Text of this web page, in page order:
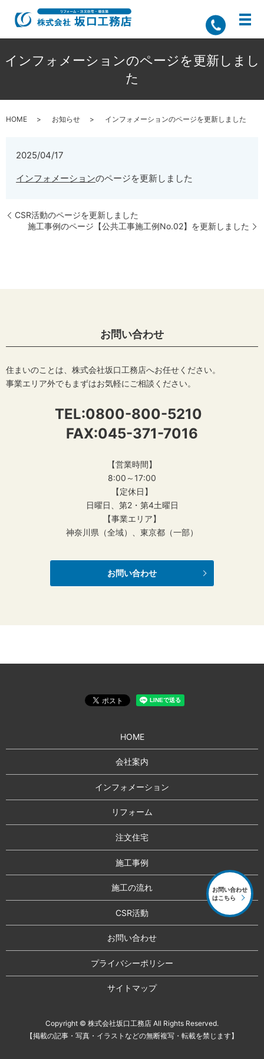
インフォメーションのページを更新しまし
た
HOME お知らせ インフォメーションのページを更新しました
2025/04/17
インフォメーションのページを更新しました
CSR活動のページを更新しました
施工事例のページ【公共工事施工例No.02】を更新しました
お問い合わせ
住まいのことは、株式会社坂口工務店へお任せください。
事業エリア外でもまずはお気軽にご相談ください。
TEL:0800-800-5210
FAX:045-371-7016
【営業時間】
8:00～17:00
【定休日】
日曜日、第2・第4土曜日
【事業エリア】
神奈川県（全域）、東京都（一部）
お問い合わせ
HOME
会社案内
インフォメーション
リフォーム
注文住宅
施工事例
施工の流れ
CSR活動
お問い合わせ
プライバシーポリシー
サイトマップ
Copyright © 株式会社坂口工務店 All Rights Reserved.
【掲載の記事・写真・イラストなどの無断複写・転載を禁じます】
お問い合わせ
はこちら